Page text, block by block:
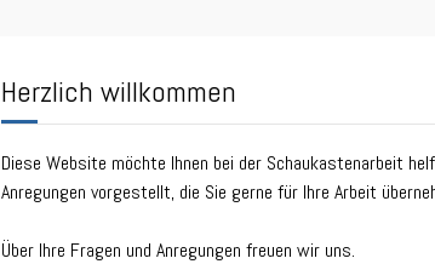
Herzlich willkommen
Diese Website möchte Ihnen bei der Schaukastenarbeit
Anregungen vorgestellt, die Sie gerne für Ihre Arbeit
Über Ihre Fragen und Anregungen freuen wir uns.